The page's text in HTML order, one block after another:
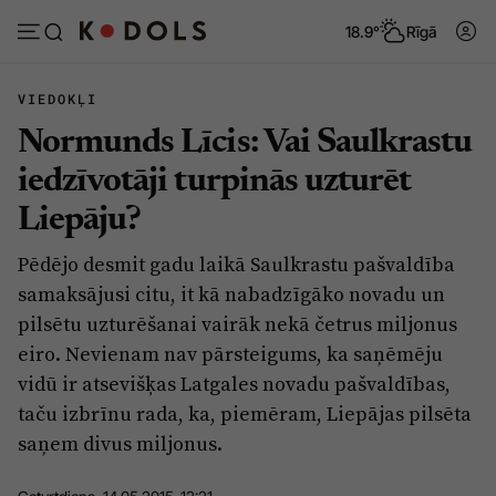
18.9° Rīgā
Abonēt Pieslēgties
Ziņas
Politika
Pašvaldības
Izglītība
Veselība
Ģimene
Viedokļi
Dzīve un ticība
Ekonomika
Krimināli
VIEDOKĻI
Normunds Līcis: Vai Saulkrastu
iedzīvotāji turpinās uzturēt
Liepāju?
Pēdējo desmit gadu laikā Saulkrastu pašvaldība
samaksājusi citu, it kā nabadzīgāko novadu un
pilsētu uzturēšanai vairāk nekā četrus miljonus
eiro. Nevienam nav pārsteigums, ka saņēmēju
vidū ir atsevišķas Latgales novadu pašvaldības,
taču izbrīnu rada, ka, piemēram, Liepājas pilsēta
saņem divus miljonus.